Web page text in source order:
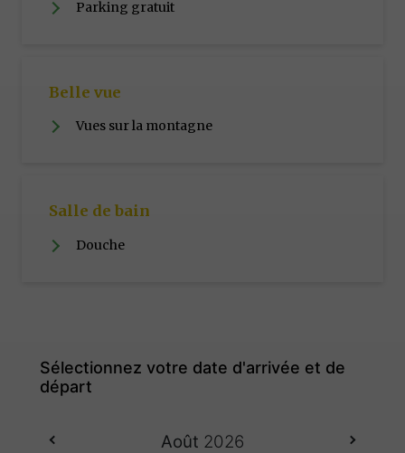
Parking gratuit
Belle vue
Vues sur la montagne
Salle de bain
Douche
Août 2026